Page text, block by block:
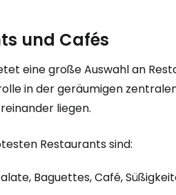
und Cafés
eine große Auswahl an
in der geräumigen
liegen.
Restaurants sind:
Baguettes, Café,
... die weltweite Reise-